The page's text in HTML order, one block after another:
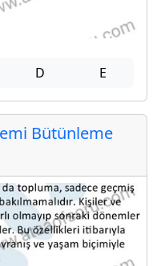
D E
Bütünleme